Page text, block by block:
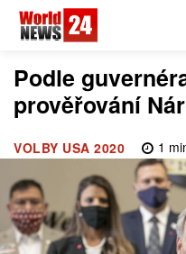
Podle
prověřování
VOLBY USA 2020 1